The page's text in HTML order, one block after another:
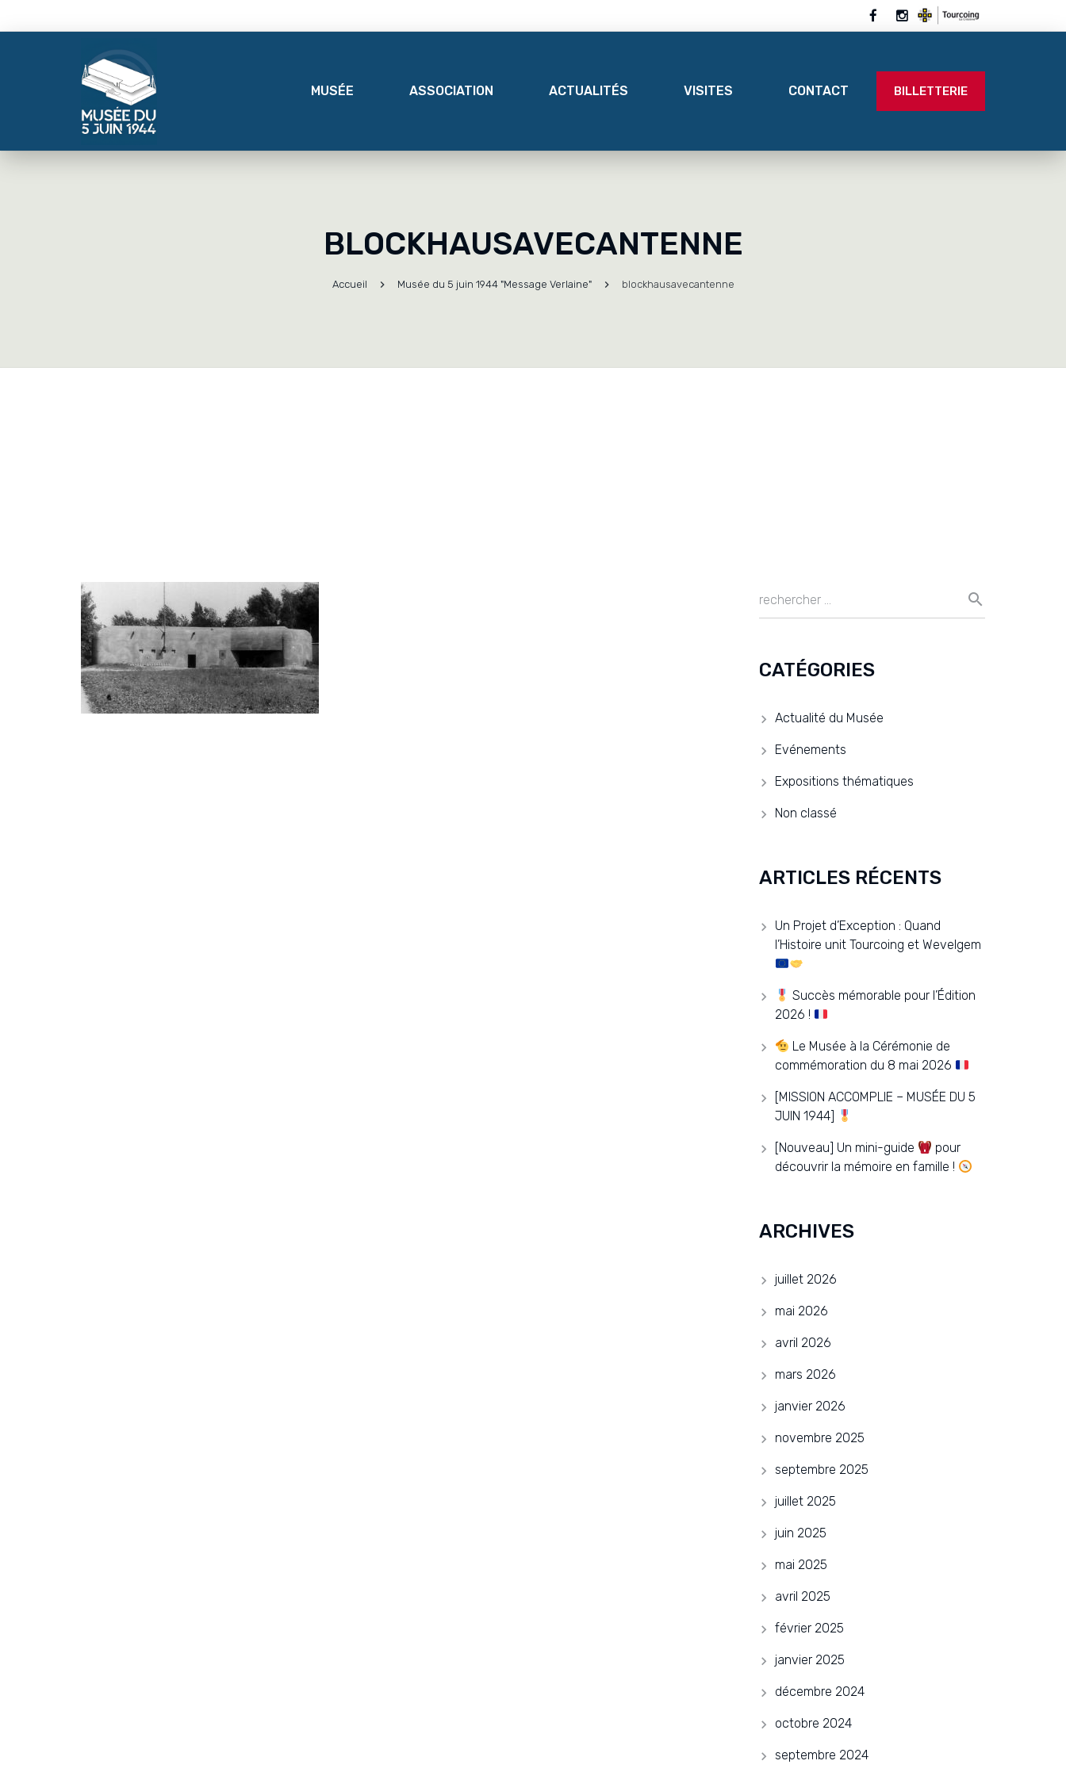
MUSÉE ASSOCIATION ACTUALITÉS VISITES CONTACT BILLETTERIE
BLOCKHAUSAVECANTENNE
Accueil Musée du 5 juin 1944 "Message Verlaine" blockhausavecantenne
CATÉGORIES
Actualité du Musée
Evénements
Expositions thématiques
Non classé
ARTICLES RÉCENTS
Un Projet d’Exception : Quand
l’Histoire unit Tourcoing et Wevelgem
Succès mémorable pour l’Édition
2026 !
Le Musée à la Cérémonie de
commémoration du 8 mai 2026
[MISSION ACCOMPLIE – MUSÉE DU 5
JUIN 1944]
[Nouveau] Un mini-guide
pour
découvrir la mémoire en famille !
ARCHIVES
juillet 2026
mai 2026
avril 2026
mars 2026
janvier 2026
novembre 2025
septembre 2025
juillet 2025
juin 2025
mai 2025
avril 2025
février 2025
janvier 2025
décembre 2024
octobre 2024
septembre 2024